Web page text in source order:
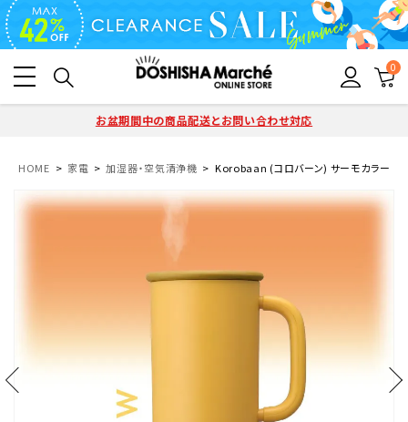
0
お盆期間中の商品配送とお問い合わせ対応
HOME 家電 加湿器・空気清浄機 Korobaan (コロバーン) サーモカラー加